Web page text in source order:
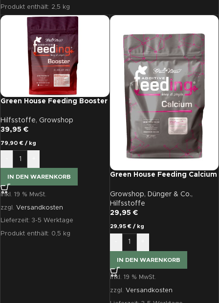
Produkt enthält: 2,5 kg
Green House Feeding Booster
Hilfsstoffe, Growshop
39,95 €
79,90€ / kg
IN DEN WARENKORB
inkl. 19 % MwSt.
zzgl. Versandkosten
Lieferzeit: 3-5 Werktage
Produkt enthält: 0,5 kg
Green House Feeding Calcium
Growshop, Dünger & Co.,
Hilfsstoffe
29,95 €
29,95€/ kg
IN DEN WARENKORB
inkl. 19 % MwSt.
zzgl. Versandkosten